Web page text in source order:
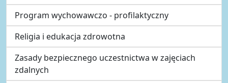
Program wychowawczo - profilaktyczny
Religia i edukacja zdrowotna
Zasady bezpiecznego uczestnictwa w zajęciach
zdalnych